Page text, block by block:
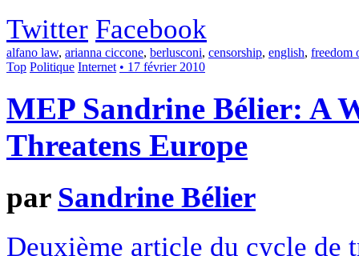
Twitter Facebook
alfano law, arianna ciccone, berlusconi, censorship, english, freedom
Top Politique Internet • 17 février 2010
MEP Sandrine Bélier: A
Threatens Europe
par Sandrine Bélier
Deuxième article du cycle de